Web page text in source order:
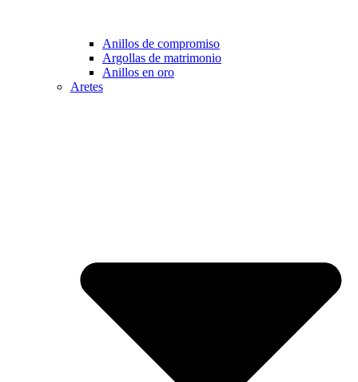
Anillos de compromiso
Argollas de matrimonio
Anillos en oro
Aretes